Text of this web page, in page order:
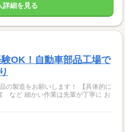
詳細を見る
験OK！自動車部品工場で
をお願いします！ 【具体的に
が丁寧に お